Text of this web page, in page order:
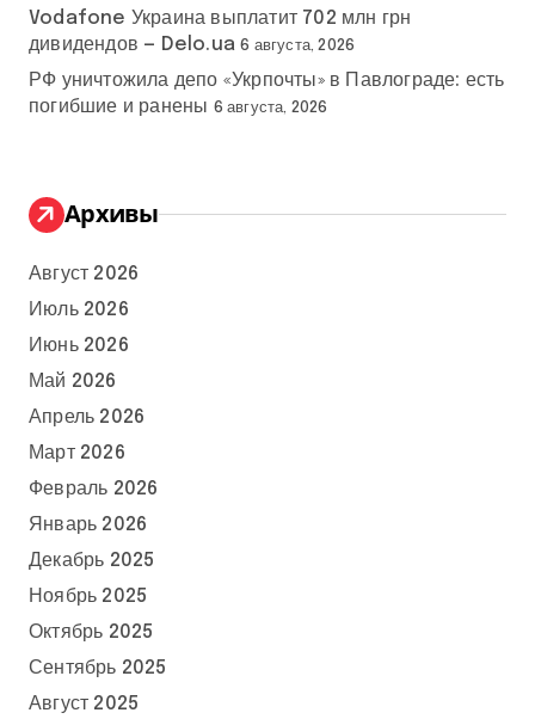
Vodafone Украина выплатит 702 млн грн
дивидендов — Delo.ua 6 августа, 2026
РФ уничтожила депо «Укрпочты» в Павлограде: есть
погибшие и ранены 6 августа, 2026
Архивы
Август 2026
Июль 2026
Июнь 2026
Май 2026
Апрель 2026
Март 2026
Февраль 2026
Январь 2026
Декабрь 2025
Ноябрь 2025
Октябрь 2025
Сентябрь 2025
Август 2025